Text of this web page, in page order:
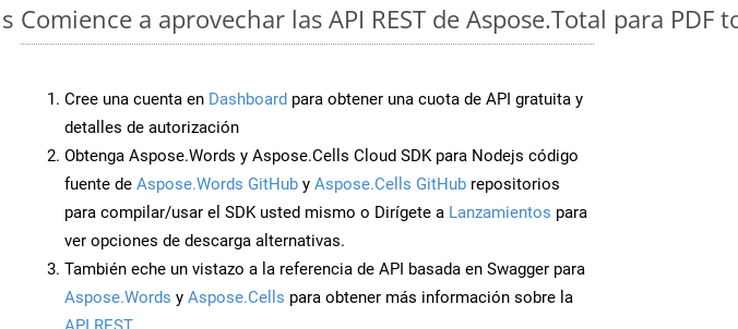
Comience a aprovechar las API REST de Aspose.Total para PDF
Cree una cuenta en Dashboard para obtener una cuota de API gratuita y
detalles de autorización
Obtenga Aspose.Words y Aspose.Cells Cloud SDK para Nodejs código
fuente de Aspose.Words GitHub y Aspose.Cells GitHub repositorios
para compilar/usar el SDK usted mismo o Dirígete a Lanzamientos para
ver opciones de descarga alternativas.
También eche un vistazo a la referencia de API basada en Swagger para
Aspose.Words y Aspose.Cells para obtener más información sobre la